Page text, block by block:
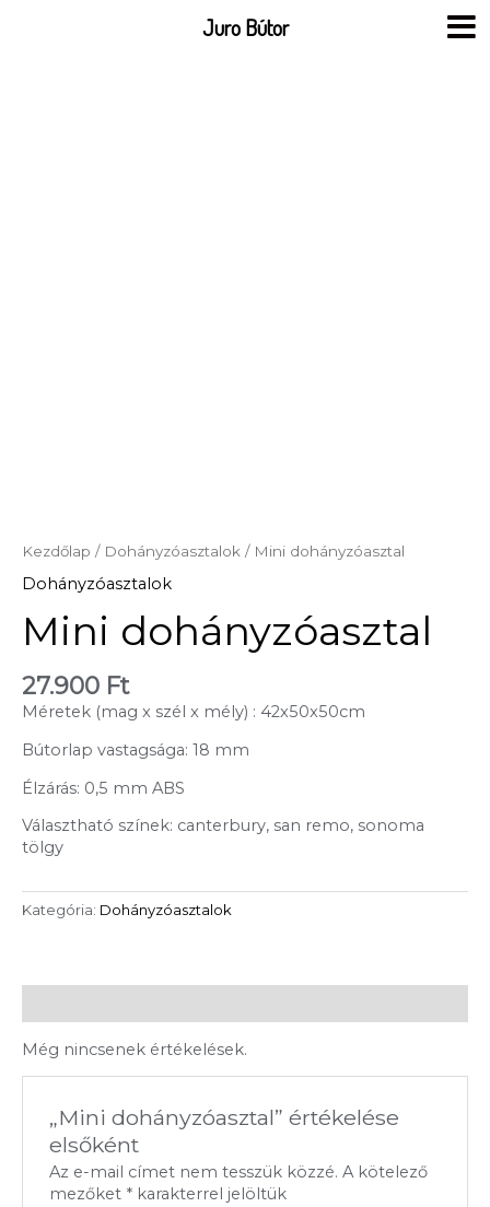
Kezdőlap / Dohányzóasztalok / Mini dohányzóasztal
Dohányzóasztalok
Mini dohányzóasztal
27.900 Ft
Méretek (mag x szél x mély) : 42x50x50cm
Bútorlap vastagsága: 18 mm
Élzárás: 0,5 mm ABS
Választható színek: canterbury, san remo, sonoma
tölgy
Kategória: Dohányzóasztalok
Még nincsenek értékelések.
„Mini dohányzóasztal” értékelése
elsőként
Az e-mail címet nem tesszük közzé. A kötelező
mezőket * karakterrel jelöltük
Juro Bútor